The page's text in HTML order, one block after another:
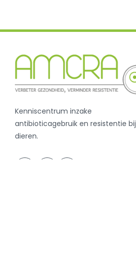
Kenniscentrum inzake
antibioticagebruik en resistentie bij
dieren.